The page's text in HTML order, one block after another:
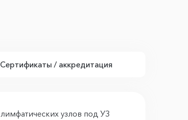
Сертификаты / аккредитация
узлов под УЗ